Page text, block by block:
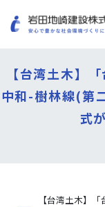
【台湾土木】
中和-樹林線(第
式
【台湾土木】